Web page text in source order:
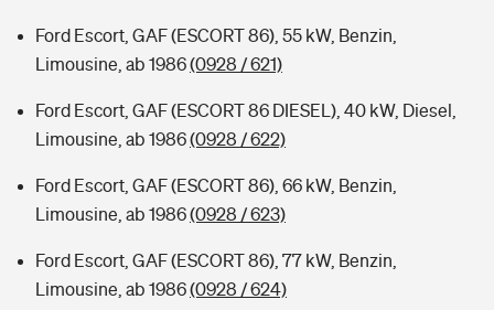
Ford Escort, GAF (ESCORT 86), 55 kW, Benzin,
Limousine, ab 1986(0928 / 621)
Ford Escort, GAF (ESCORT 86 DIESEL), 40 kW, Diesel,
Limousine, ab 1986(0928 / 622)
Ford Escort, GAF (ESCORT 86), 66 kW, Benzin,
Limousine, ab 1986(0928 / 623)
Ford Escort, GAF (ESCORT 86), 77 kW, Benzin,
Limousine, ab 1986(0928 / 624)